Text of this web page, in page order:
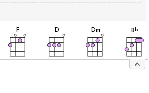
F
hợp
D
hợp
Dm
hợp
Bb
hợp